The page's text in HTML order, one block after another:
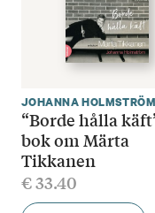
JOHANNA HOLMSTRÖM
“Borde hålla
bok om Märta
Tikkanen
€ 33.40